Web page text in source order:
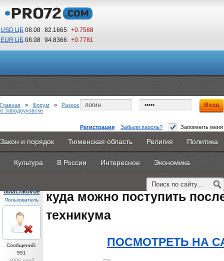
USD ЦБ 08.08 82.1665 +0.7588
EUR ЦБ 08.08 94.8366 +0.7781
12 07
По Гринвичу (GMT +5)
Регистрация Забыли пароль? Запомнить меня
Главная Новости Объявления КНИГИ ВестиNet
Каталоги 9PS Прочее
Закон и порядок Тюменская область Религия Политика
Культура В России Интересное Экономика
Главная » Форум » Разное
о Заводоуковске
куда можно поступить после окончания
техникума
oblachkovoe
Пользователь
Сообщений:
551
куда можно поступить
техникума
ПОСМОТРЕТЬ НА